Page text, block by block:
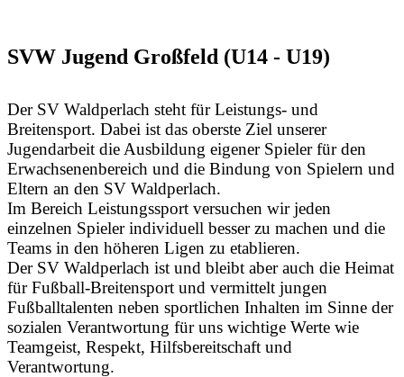
SVW Jugend Großfeld (U14 - U19)
Der SV Waldperlach steht für Leistungs- und
Breitensport. Dabei ist das oberste Ziel unserer
Jugendarbeit die Ausbildung eigener Spieler für den
Erwachsenenbereich und die Bindung von Spielern und
Eltern an den SV Waldperlach.
Im Bereich Leistungssport versuchen wir jeden
einzelnen Spieler individuell besser zu machen und die
Teams in den höheren Ligen zu etablieren.
Der SV Waldperlach ist und bleibt aber auch die Heimat
für Fußball-Breitensport und vermittelt jungen
Fußballtalenten neben sportlichen Inhalten im Sinne der
sozialen Verantwortung für uns wichtige Werte wie
Teamgeist, Respekt, Hilfsbereitschaft und
Verantwortung.